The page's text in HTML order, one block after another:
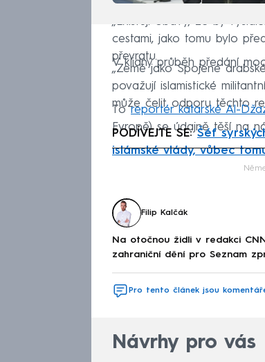
„Existují obavy, že by
cestami, jako tomu bylo
převratu.
V klidný průběh předání
„Země jako Spojené
považují islamistické
může čelit odporu těchto
Toreportér katarské Al-
Evropě) se údajně těší na
PODÍVEJTE SE:Šéf
islámské vlády, vůbec
Filip Kalčák
Na otočnou židli v redakci
zahraniční dění pro Seznam
Pro tento článek jsou
Návrhy pro vás